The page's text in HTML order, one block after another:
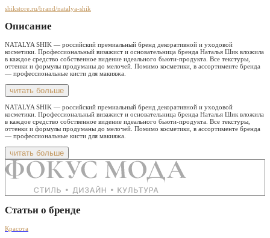
shikstore.ru/brand/natalya-shik
Описание
NATALYA SHIK — российский премиальный бренд декоративной и уходовой
косметики. Профессиональный визажист и основательница бренда Наталья Шик вложила
в каждое средство собственное видение идеального бьюти-продукта. Все текстуры,
оттенки и формулы продуманы до мелочей. Помимо косметики, в ассортименте бренда
— профессиональные кисти для макияжа.
читать больше
NATALYA SHIK — российский премиальный бренд декоративной и уходовой
косметики. Профессиональный визажист и основательница бренда Наталья Шик вложила
в каждое средство собственное видение идеального бьюти-продукта. Все текстуры,
оттенки и формулы продуманы до мелочей. Помимо косметики, в ассортименте бренда
— профессиональные кисти для макияжа.
читать больше
Статьи о бренде
Красота